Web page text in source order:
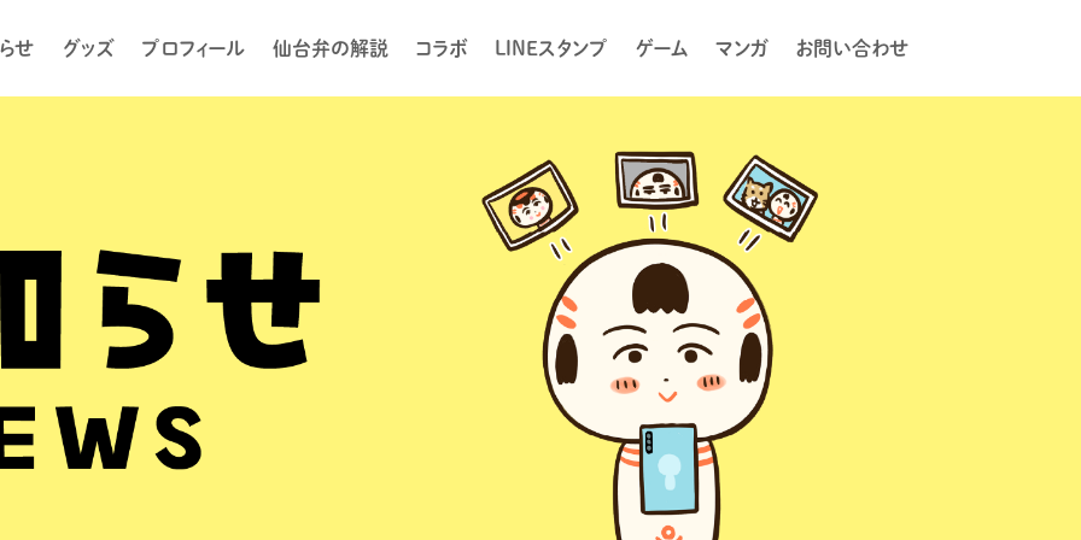
せ グッズ プロフィール 仙台弁の解説 コラボ LINEスタンプ ゲーム マンガ お問い合わせ